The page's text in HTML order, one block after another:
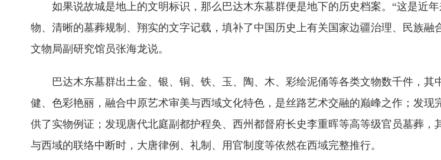
如果说故城是地上的文明标识，那么巴达木东墓群便是地下的历史档案。“这是近
物、清晰的墓葬规制、翔实的文字记载，填补了中国历史上有关国家边疆治理、民族
文物局副研究馆员张海龙说。
巴达木东墓群出土金、银、铜、铁、玉、陶、木、彩绘泥俑等各类文物数千件，
健、色彩艳丽，融合中原艺术审美与西域文化特色，是丝路艺术交融的巅峰之作；发
供了实物例证；发现唐代北庭副都护程奂、西州都督府长史李重晖等高等级官员墓葬
与西域的联络中断时，大唐律例、礼制、用官制度等依然在西域完整推行。